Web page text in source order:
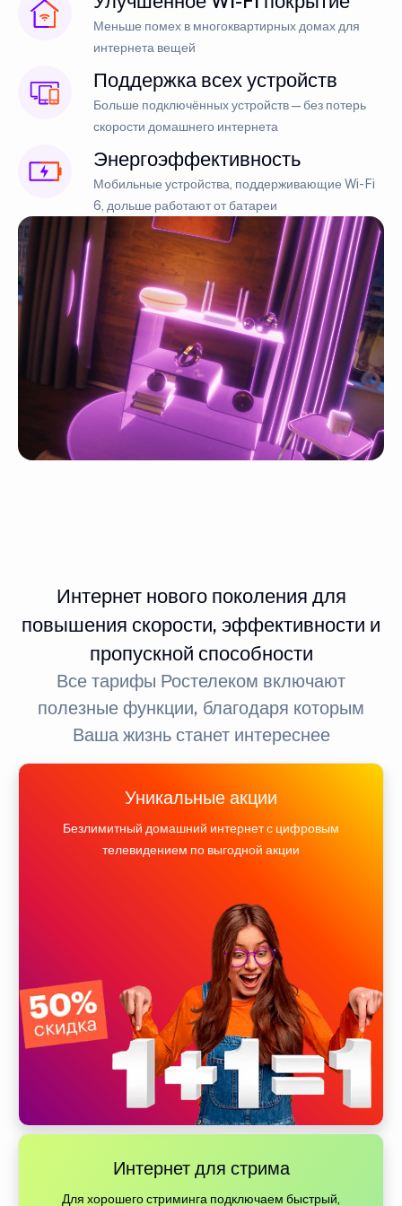
Меньше помех в многоквартирных домах для
интернета вещей
Поддержка всех устройств
Больше подключённых устройств — без потерь
скорости домашнего интернета
Энергоэффективность
Мобильные устройства, поддерживающие Wi-Fi
6, дольше работают от батареи
Интернет нового поколения для
повышения скорости, эффективности и
пропускной способности
Все тарифы Ростелеком включают
полезные функции, благодаря которым
Ваша жизнь станет интереснее
Уникальные акции
Безлимитный домашний интернет с цифровым
телевидением по выгодной акции
Интернет для стрима
Для хорошего стриминга подключаем быстрый,